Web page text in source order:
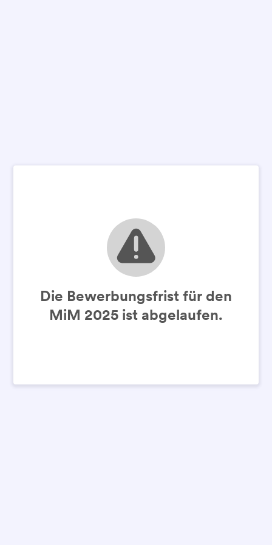
Die Bewerbungsfrist für den
MiM 2025 ist abgelaufen.